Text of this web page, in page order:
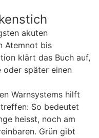
akuten
Atemnot bis
klärt das Buch auf,
später einen
Warnsystems hilft
So bedeutet
heisst, noch am
Grün gibt